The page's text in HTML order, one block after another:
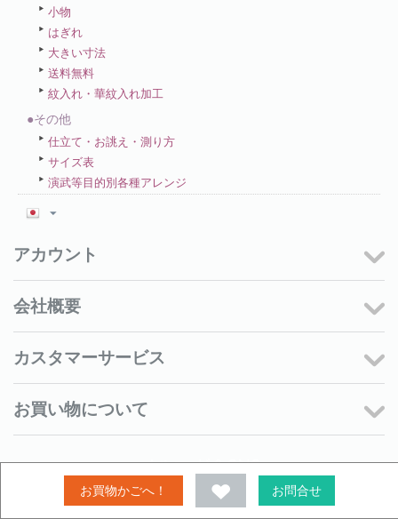
お買物かごへ！ お問合せ
小物
はぎれ
大きい寸法
送料無料
紋入れ・華紋入れ加工
●その他
仕立て・お誂え・測り方
サイズ表
演武等目的別各種アレンジ
アカウント
会社概要
カスタマーサービス
お買い物について
メルマガ＆SNS